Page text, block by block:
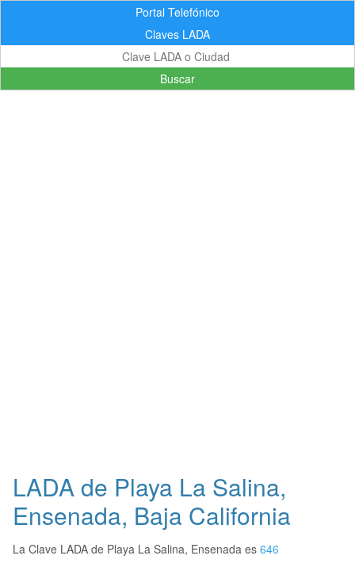
Portal Telefónico
Claves LADA
Buscar
LADA de Playa La Salina,
Ensenada, Baja California
La Clave LADA de Playa La Salina, Ensenada es 646